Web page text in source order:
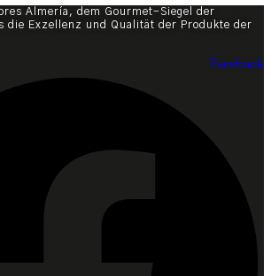
Almería, dem Gourmet-Siegel der
die Exzellenz und Qualität der Produkte der
Facebook